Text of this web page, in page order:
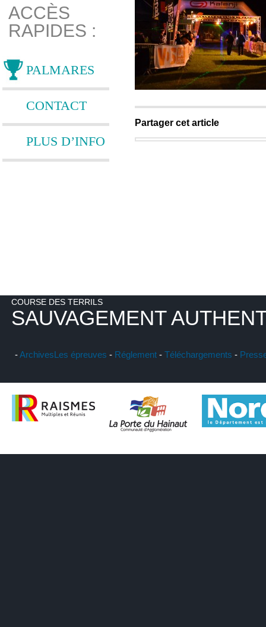
ACCÈS
RAPIDES :
PALMARES
CONTACT
PLUS D’INFO
Partager cet article
COURSE DES TERRILS
SAUVAGEMENT
-ArchivesLes épreuves - Réglement - Téléchargements -